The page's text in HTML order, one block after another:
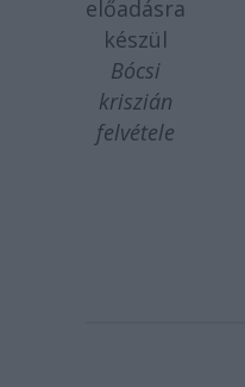
előadásra
készül
Bócsi
kriszián
felvétele